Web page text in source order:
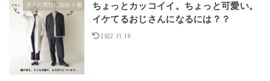
大人の男性に似合う服
ちょっとカッコイイ。ちょっと可愛い。
イケてるおじさんになるには？？
2022.11.19